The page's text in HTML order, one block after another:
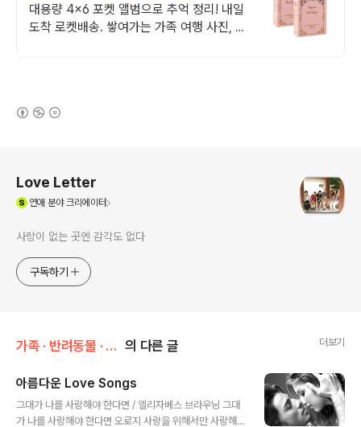
대용량 4x6 포켓 앨범으로 추억 정리! 내일
도착 로켓배송. 쌓여가는 가족 여행 사진, 깔
Love Letter
연애 분야 크리에이터
사랑이 없는 곳엔 감각도 없다
구독하기
가족 · 반려동물 · 취향/취미 & 관심사 의 다른 글 더보기
아름다운 Love Songs
그대가 나를 사랑해야 한다면 / 엘리자베스 브라우닝 그대
가 나를 사랑해야 한다면 오로지 사랑을 위해서만 사랑해